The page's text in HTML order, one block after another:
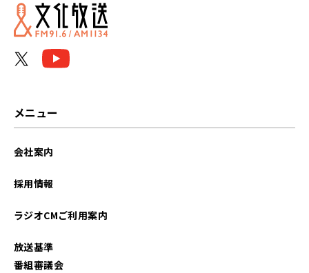
メニュー
会社案内
採用情報
ラジオCMご利用案内
放送基準
番組審議会